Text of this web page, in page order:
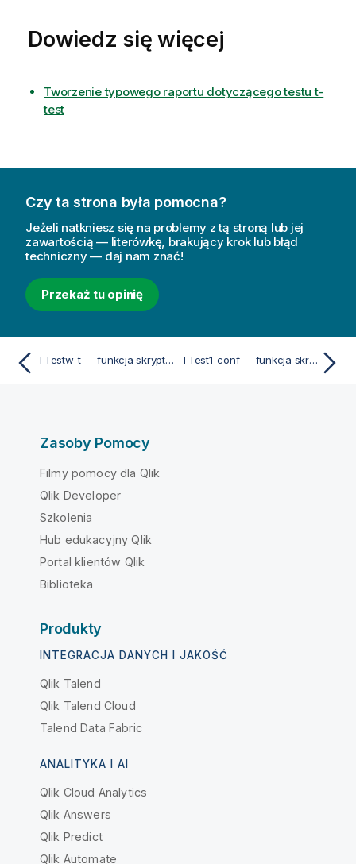
Dowiedz się więcej
Tworzenie typowego raportu dotyczącego testu t-
test
Czy ta strona była pomocna?
Jeżeli natkniesz się na problemy z tą stroną lub jej
zawartością — literówkę, brakujący krok lub błąd
techniczny — daj nam znać!
Przekaż tu opinię
TTestw_t — funkcja skryptu i funkcja wykresu TTest1_conf — funkcja skryptu i funkcja wykresu
Zasoby Pomocy
Filmy pomocy dla Qlik
Qlik Developer
Szkolenia
Hub edukacyjny Qlik
Portal klientów Qlik
Biblioteka
Produkty
INTEGRACJA DANYCH I JAKOŚĆ
Qlik Talend
Qlik Talend Cloud
Talend Data Fabric
ANALITYKA I AI
Qlik Cloud Analytics
Qlik Answers
Qlik Predict
Qlik Automate